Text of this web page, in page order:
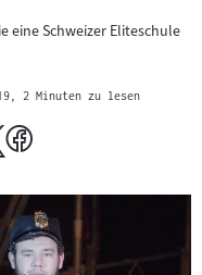
eine Schweizer Eliteschule
, 2 Minuten zu lesen